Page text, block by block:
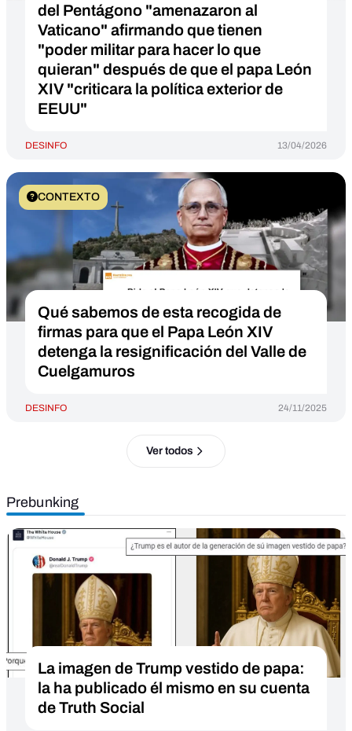
del Pentágono "amenazaron al
Vaticano" afirmando que tienen
"poder militar para hacer lo que
quieran" después de que el papa León
XIV "criticara la política exterior de
EEUU"
DESINFO 13/04/2026
CONTEXTO
Qué sabemos de esta recogida de
firmas para que el Papa León XIV
detenga la resignificación del Valle de
Cuelgamuros
DESINFO 24/11/2025
Ver todos
Prebunking
La imagen de Trump vestido de papa:
la ha publicado él mismo en su cuenta
de Truth Social